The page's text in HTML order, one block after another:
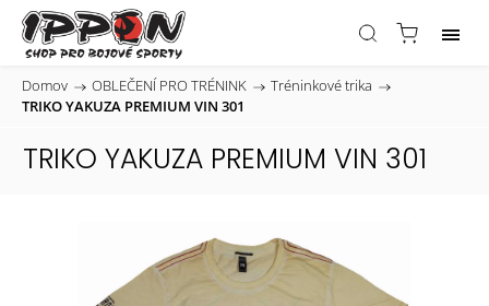
Domov / OBLEČENÍ PRO TRÉNINK / Tréninkové trika /
TRIKO YAKUZA PREMIUM VIN 301
TRIKO YAKUZA PREMIUM VIN 301